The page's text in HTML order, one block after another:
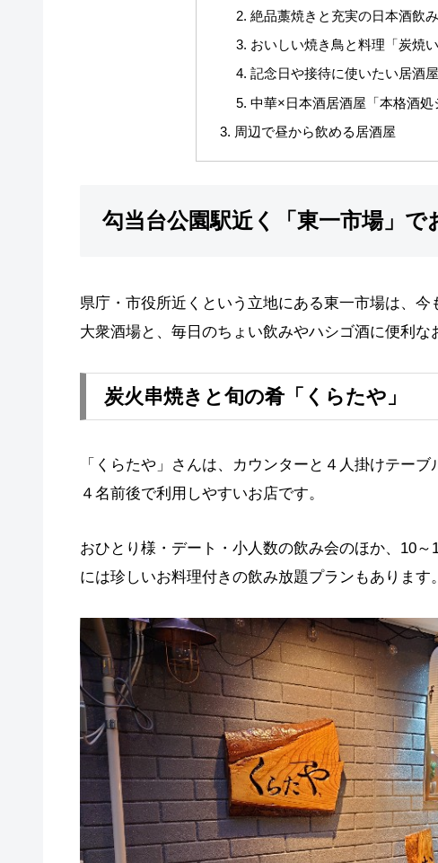
絶品藁焼きと充実の日本酒飲
おいしい焼き鳥と料理「炭焼い
記念日や接待に使いたい居酒
中華×日本酒居酒屋「本格酒処
周辺で昼から飲める居酒屋
勾当台公園駅近く「東一市場」で
県庁・市役所近くという立地にある東一市場は、
大衆酒場と、毎日のちょい飲みやハシゴ酒に便利な
炭火串焼きと旬の肴「くらたや」
「くらたや」さんは、カウンターと４人掛けテー
４名前後で利用しやすいお店です。
おひとり様・デート・小人数の飲み会のほか、10
には珍しいお料理付きの飲み放題プランもあります。